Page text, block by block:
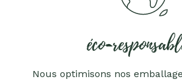
éco-
Nous optimisons nos